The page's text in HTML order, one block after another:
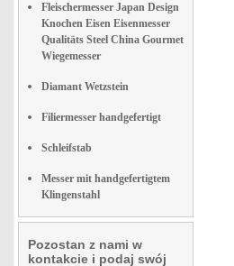
Fleischermesser Japan Design
Knochen Eisen Eisenmesser
Qualitäts Steel China Gourmet
Wiegemesser
Diamant Wetzstein
Filiermesser handgefertigt
Schleifstab
Messer mit handgefertigtem
Klingenstahl
Pozostan z nami w
kontakcie i podaj swój